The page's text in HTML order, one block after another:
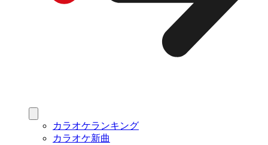
カラオケランキング
カラオケ新曲